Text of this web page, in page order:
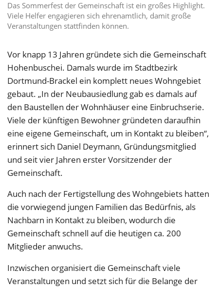
Das Sommerfest der Gemeinschaft ist ein großes Highlight.
Viele Helfer engagieren sich ehrenamtlich, damit große
Veranstaltungen stattfinden können.
Vor knapp 13 Jahren gründete sich die Gemeinschaft
Hohenbuschei. Damals wurde im Stadtbezirk
Dortmund-Brackel ein komplett neues Wohngebiet
gebaut. „In der Neubausiedlung gab es damals auf
den Baustellen der Wohnhäuser eine Einbruchserie.
Viele der künftigen Bewohner gründeten daraufhin
eine eigene Gemeinschaft, um in Kontakt zu bleiben“,
erinnert sich Daniel Deymann, Gründungsmitglied
und seit vier Jahren erster Vorsitzender der
Gemeinschaft.
Auch nach der Fertigstellung des Wohngebiets hatten
die vorwiegend jungen Familien das Bedürfnis, als
Nachbarn in Kontakt zu bleiben, wodurch die
Gemeinschaft schnell auf die heutigen ca. 200
Mitglieder anwuchs.
Inzwischen organisiert die Gemeinschaft viele
Veranstaltungen und setzt sich für die Belange der